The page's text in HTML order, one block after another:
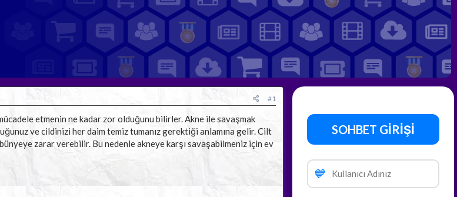
#1
etmenin ne kadar zor olduğunu bilirler. Akne ile savaşmak
ve cildinizi her daim temiz tumanız gerektiği anlamına gelir. Cilt
zarar verebilir. Bu nedenle akneye karşı savaşabilmeniz için ev
SOHBET GİRİŞİ
💙